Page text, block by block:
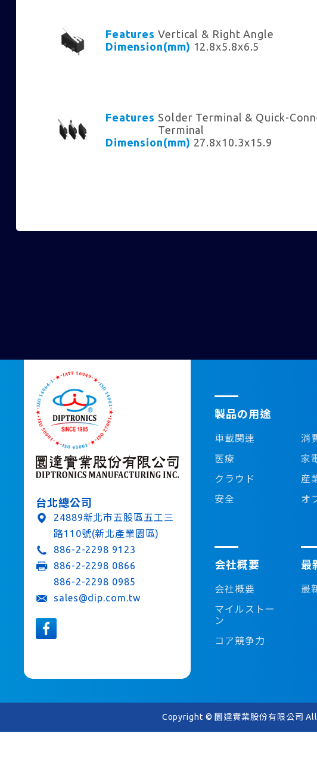
Features Vertical & Right Angle
Dimension(mm) 12.8x5.8x6.5
Features Solder Terminal & Quick-
Terminal
Dimension(mm) 27.8x10.3x15.9
台北總公司
24889新北市五股區五工三
路110號(新北產業園區)
886-2-2298 9123
886-2-2298 0866
886-2-2298 0985
sales@dip.com.tw
製品の用途
車載関連
消
医療
家
クラウド
産
安全
オ
会社概要
会社概要
マイルストー
ン
コア競争力
最
最
Copyright © 圜達實業股份有限公司